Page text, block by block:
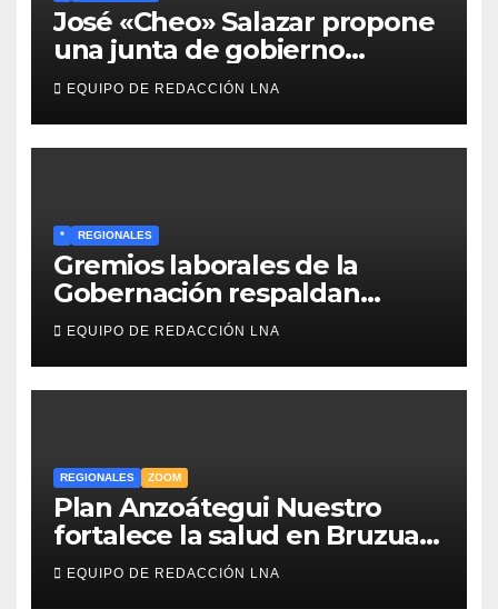
José «Cheo» Salazar propone
una junta de gobierno
transitoria ante la crisis de
representatividad en
Venezuela
EQUIPO DE REDACCIÓN LNA
* REGIONALES
Gremios laborales de la
Gobernación respaldan
propuesta de Bono
Recreativo de 100 dólares
para jubilados, pensionados y
EQUIPO DE REDACCIÓN LNA
REGIONALES ZOOM
Plan Anzoátegui Nuestro
fortalece la salud en Bruzual
con nuevo laboratorio para el
Hospital de Clarines
EQUIPO DE REDACCIÓN LNA